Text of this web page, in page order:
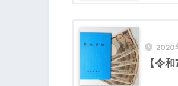
2020
【令